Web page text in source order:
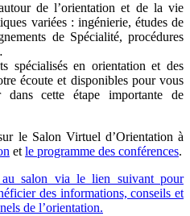
de l’orientation et de la vie
variées : ingénierie, études de
de Spécialité, procédures
spécialisés en orientation et des
écoute et disponibles pour vous
dans cette étape importante de
le Salon Virtuel d’Orientation à
et le programme des conférences.
au salon via le lien suivant pour
des informations, conseils et
de l’orientation.